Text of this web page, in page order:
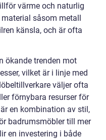
värme och naturlig
såsom metall
känsla, och är ofta
ökande trenden mot
vilket är i linje med
väljer ofta
förnybara resurser för
en kombination av stil,
badrumsmöbler till mer
en investering i både